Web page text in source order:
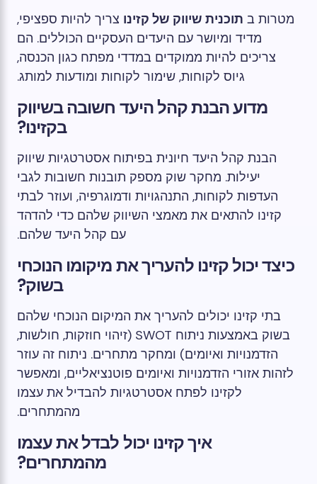
מטרות ב תוכנית שיווק של קזינו צריך להיות ספציפי,
מדיד ומיושר עם היעדים העסקיים הכוללים. הם
צריכים להיות ממוקדים במדדי מפתח כגון הכנסה,
גיוס לקוחות, שימור לקוחות ומודעות למותג.
מדוע הבנת קהל היעד חשובה בשיווק
בקזינו?
הבנת קהל היעד חיונית בפיתוח אסטרטגיות שיווק
יעילות. מחקר שוק מספק תובנות חשובות לגבי
העדפות לקוחות, התנהגויות ודמוגרפיה, ועוזר לבתי
קזינו להתאים את מאמצי השיווק שלהם כדי להדהד
עם קהל היעד שלהם.
כיצד יכול קזינו להעריך את מיקומו הנוכחי
בשוק?
בתי קזינו יכולים להעריך את המיקום הנוכחי שלהם
בשוק באמצעות ניתוח SWOT (זיהוי חוזקות, חולשות,
הזדמנויות ואיומים) ומחקר מתחרים. ניתוח זה עוזר
לזהות אזורי הזדמנויות ואיומים פוטנציאליים, ומאפשר
לקזינו לפתח אסטרטגיות להבדיל את עצמו
מהמתחרים.
איך קזינו יכול לבדל את עצמו
מהמתחרים?